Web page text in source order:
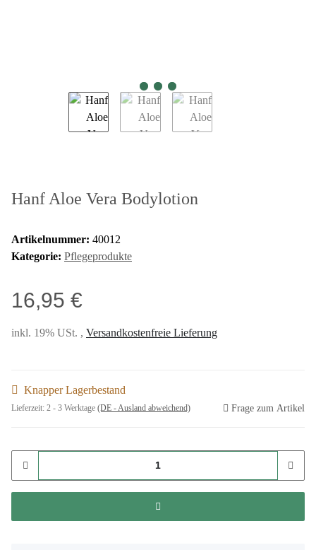
Hanf Aloe Vera Bodylotion
Artikelnummer: 40012
Kategorie: Pflegeprodukte
16,95 €
inkl. 19% USt. , Versandkostenfreie Lieferung
Knapper Lagerbestand
Lieferzeit: 2 - 3 Werktage (DE - Ausland abweichend) Frage zum Artikel